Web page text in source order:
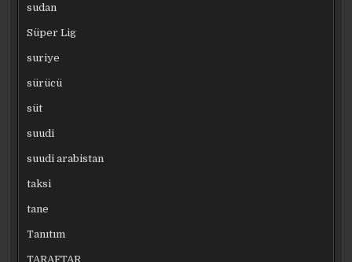
sudan
Süper Lig
suriye
sürücü
süt
suudi
suudi arabistan
taksi
tane
Tanıtım
TARAFTAR